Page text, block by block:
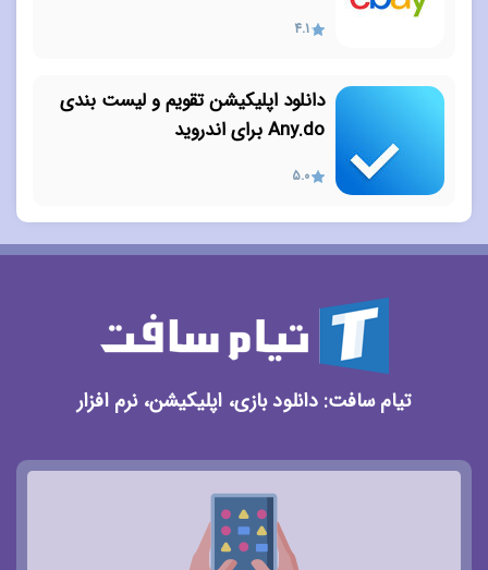
4.1
دانلود اپلیکیشن تقویم و لیست بندی
Any.do برای اندروید
5.0
تیام سافت: دانلود بازی، اپلیکیشن، نرم افزار